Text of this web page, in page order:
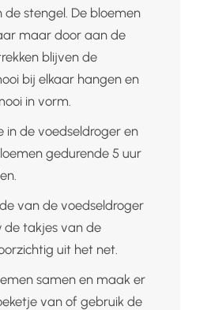
de stengel. De bloemen
maar door aan de
blijven de
bij elkaar hangen en
in vorm.
in de voedseldroger en
gedurende 5 uur
van de voedseldroger
de takjes van de
uit het net.
samen en maak er
van of gebruik de